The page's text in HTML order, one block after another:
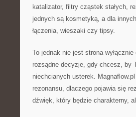
katalizator, filtry cząstek stałych,
jednych są kosmetyką, a dla
łączenia, wieszaki czy tipsy.
To jednak nie jest strona
rozsądne decyzje, gdy chcesz, by
niechcianych usterek.
rezonansu, dlaczego pojawia się
dźwięk, który będzie charakterny,